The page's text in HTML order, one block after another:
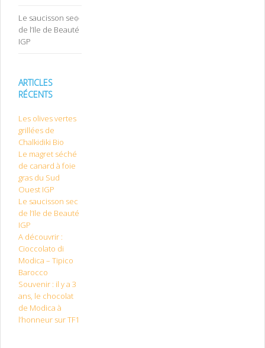
Le saucisson sec
de l’Ile de Beauté
IGP
ARTICLES
RÉCENTS
Les olives vertes
grillées de
Chalkidiki Bio
Le magret séché
de canard à foie
gras du Sud
Ouest IGP
Le saucisson sec
de l’Ile de Beauté
IGP
A découvrir :
Cioccolato di
Modica – Tipico
Barocco
Souvenir : il y a 3
ans, le chocolat
de Modica à
l’honneur sur TF1